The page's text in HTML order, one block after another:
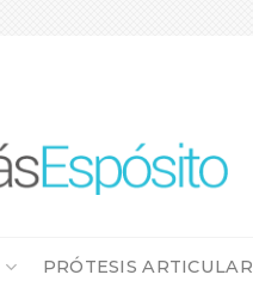
PRÓTESIS ARTICULAR